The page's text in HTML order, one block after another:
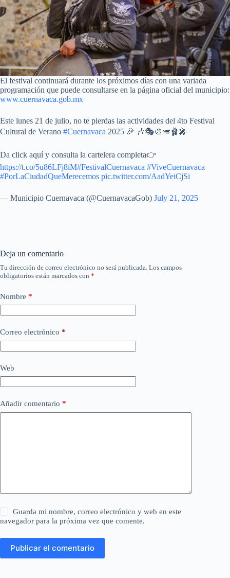
El festival continuará durante los próximos días con una variada
programación que puede consultarse en la página oficial del municipio:
www.cuernavaca.gob.mx
Este lunes 21 de julio, no te pierdas las actividades del 4to Festival
Cultural de Verano #Cuernavaca 2025 🎉 🎶🎭🎨🎺🩰🎤
Da click aquí y consulta la cartelera completa👉
https://t.co/5u86LFj8iM#FestivalCuernavaca #ViveCuernavaca
#PorLaCiudadQueMerecemos pic.twitter.com/AadYeiCjSi
— Municipio Cuernavaca (@CuernavacaGob) July 21, 2025
Deja un comentario
Tu dirección de correo electrónico no será publicada. Los campos
obligatorios están marcados con *
Nombre *
Correo electrónico *
Web
Añadir comentario *
Guarda mi nombre, correo electrónico y web en este
navegador para la próxima vez que comente.
Publicar el comentario